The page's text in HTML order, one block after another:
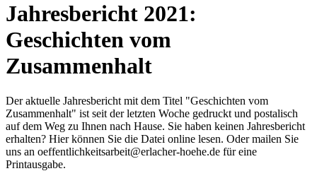
Jahresbericht 2021:
Geschichten vom
Zusammenhalt
Der aktuelle Jahresbericht mit dem Titel "Geschichten vom
Zusammenhalt" ist seit der letzten Woche gedruckt und postalisch
auf dem Weg zu Ihnen nach Hause. Sie haben keinen Jahresbericht
erhalten? Hier können Sie die Datei online lesen. Oder mailen Sie
uns an oeffentlichkeitsarbeit@erlacher-hoehe.de für eine
Printausgabe.